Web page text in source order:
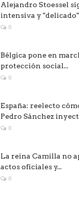
Alejandro Stoessel
intensiva y
0
Bélgica pone en
protección social...
0
España: reelecto
Pedro Sánchez
0
La reina Camilla no
actos oficiales y...
0